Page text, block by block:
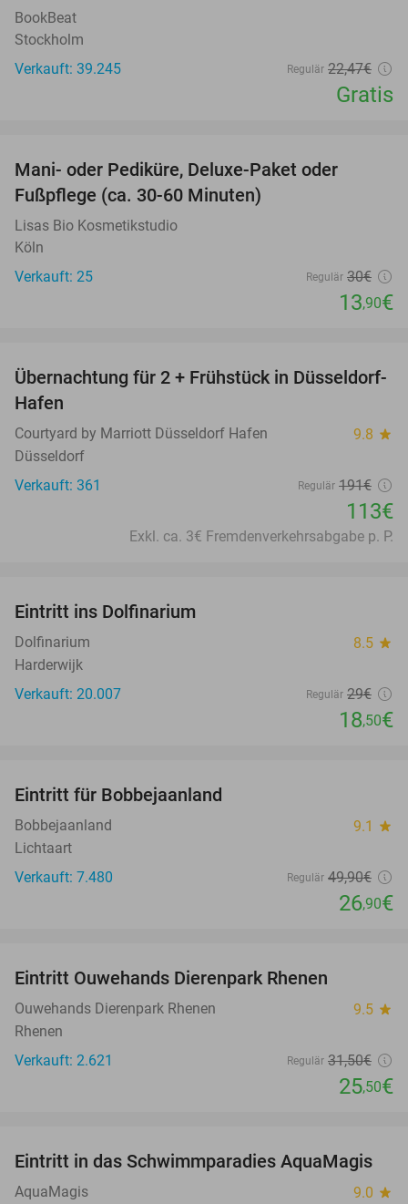
BookBeat
Stockholm
Verkauft: 39.245
Regulär 22,47€
Gratis
Mani- oder Pediküre, Deluxe-Paket oder
Fußpflege (ca. 30-60 Minuten)
Lisas Bio Kosmetikstudio
Köln
Verkauft: 25
Regulär 30€
13,90€
41%
Übernachtung für 2 + Frühstück in Düsseldorf-
Hafen
Courtyard by Marriott Düsseldorf Hafen 9.8 star
Düsseldorf
Verkauft: 361
Regulär 191€
113€
Exkl. ca. 3€ Fremdenverkehrsabgabe p. P.
Eintritt ins Dolfinarium
Dolfinarium 8.5 star
Harderwijk
Verkauft: 20.007
Regulär 29€
18,50€
Eintritt für Bobbejaanland
Bobbejaanland 9.1 star
Lichtaart
Verkauft: 7.480
Regulär 49,90€
26,90€
Eintritt Ouwehands Dierenpark Rhenen
Ouwehands Dierenpark Rhenen 9.5 star
Rhenen
Verkauft: 2.621
Regulär 31,50€
25,50€
35%
Eintritt in das Schwimmparadies AquaMagis
AquaMagis 9.0 star